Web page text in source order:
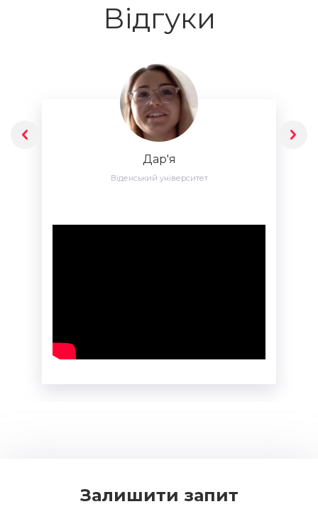
Відгуки
Дар'я
Віденський університет
Залишити запит